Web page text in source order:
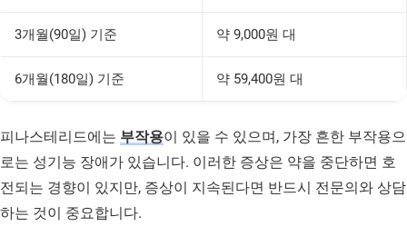
3개월(90일) 기준 약 9,000원 대
6개월(180일) 기준 약 59,400원 대
피나스테리드에는 부작용이 있을 수 있으며, 가장 흔한 부작용으
로는 성기능 장애가 있습니다. 이러한 증상은 약을 중단하면 호
전되는 경향이 있지만, 증상이 지속된다면 반드시 전문의와 상담
하는 것이 중요합니다.